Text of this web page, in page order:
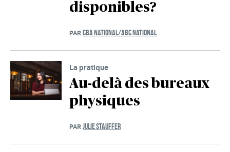
disponibles?
PAR CBA NATIONAL/ABC NATIONAL
La pratique
Au-delà des bureaux
physiques
PAR JULIE STAUFFER